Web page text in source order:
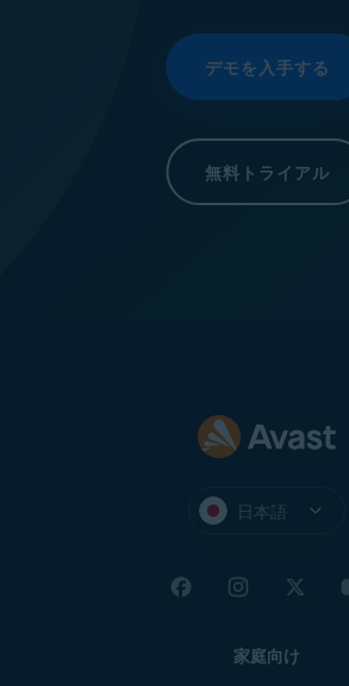
デモを入手する
無料トライアル
日本語
家庭向け